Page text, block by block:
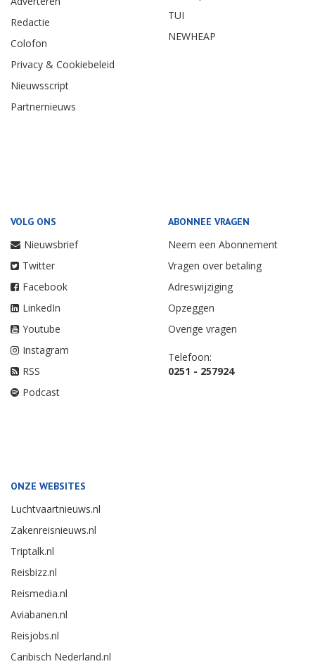
Redactie
Colofon
Privacy & Cookiebeleid
Nieuwsscript
Partnernieuws
TUI
NEWHEAP
VOLG ONS
Nieuwsbrief
Twitter
Facebook
LinkedIn
Youtube
Instagram
RSS
Podcast
ABONNEE VRAGEN
Neem een Abonnement
Vragen over betaling
Adreswijziging
Opzeggen
Overige vragen
Telefoon:
0251 - 257924
ONZE WEBSITES
Luchtvaartnieuws.nl
Zakenreisnieuws.nl
Triptalk.nl
Reisbizz.nl
Reismedia.nl
Aviabanen.nl
Reisjobs.nl
Caribisch Nederland.nl